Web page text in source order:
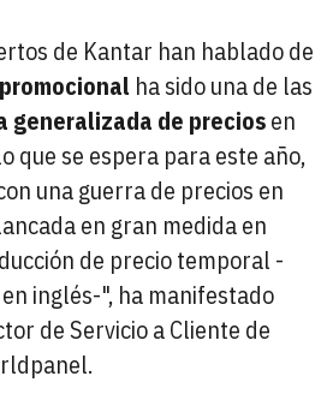
de Kantar han hablado de
ha sido una de las
generalizada de preciosen
que se espera para este año,
una guerra de precios en
en gran medida en
de precio temporal -
inglés-", ha manifestado
de Servicio a Cliente de